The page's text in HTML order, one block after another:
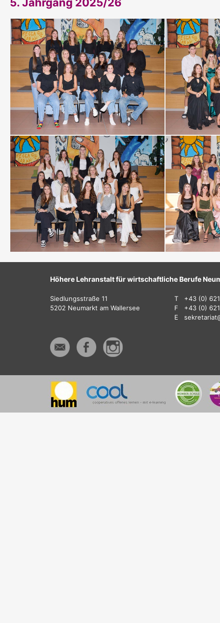
Höhere Lehranstalt für wirtschaftliche Berufe
Siedlungsstraße 11
5202 Neumarkt am Wallersee
T
+43 (0)
F
+43 (0)
E